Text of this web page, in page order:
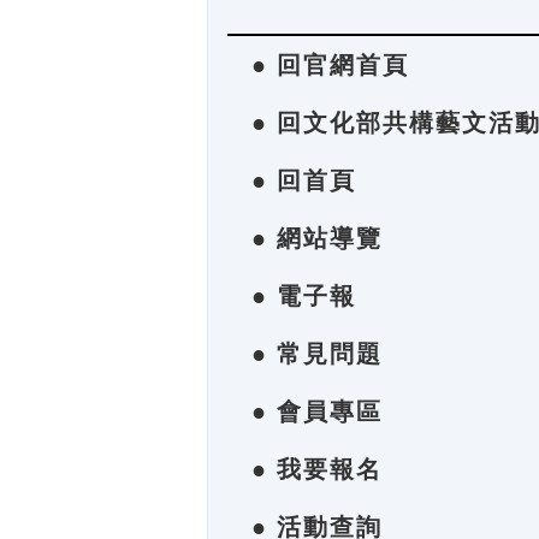
● 回官網首頁
● 回文化部共構藝文活
● 回首頁
● 網站導覽
● 電子報
● 常見問題
● 會員專區
● 我要報名
● 活動查詢